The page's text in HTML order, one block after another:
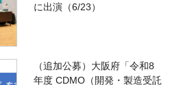
に出演（6/23）
（追加公募）大阪府「令和8
年度 CDMO（開発・製造受託